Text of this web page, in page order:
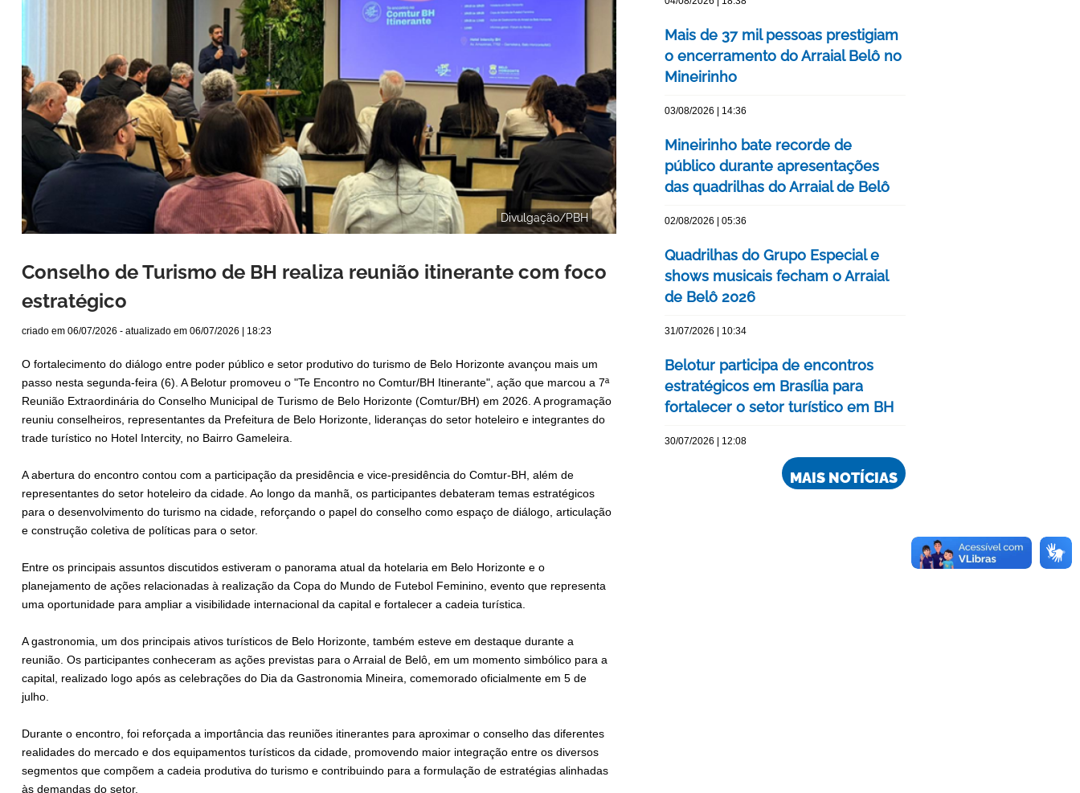
Divulgação/PBH
Conselho de Turismo de BH realiza reunião itinerante com foco
estratégico
criado em 06/07/2026 - atualizado em 06/07/2026 | 18:23
O fortalecimento do diálogo entre poder público e setor produtivo do turismo de Belo Horizonte avançou mais um
passo nesta segunda-feira (6). A Belotur promoveu o "Te Encontro no Comtur/BH Itinerante", ação que marcou a 7ª
Reunião Extraordinária do Conselho Municipal de Turismo de Belo Horizonte (Comtur/BH) em 2026. A programação
reuniu conselheiros, representantes da Prefeitura de Belo Horizonte, lideranças do setor hoteleiro e integrantes do
trade turístico no Hotel Intercity, no Bairro Gameleira.
A abertura do encontro contou com a participação da presidência e vice-presidência do Comtur-BH, além de
representantes do setor hoteleiro da cidade. Ao longo da manhã, os participantes debateram temas estratégicos
para o desenvolvimento do turismo na cidade, reforçando o papel do conselho como espaço de diálogo, articulação
e construção coletiva de políticas para o setor.
Entre os principais assuntos discutidos estiveram o panorama atual da hotelaria em Belo Horizonte e o
planejamento de ações relacionadas à realização da Copa do Mundo de Futebol Feminino, evento que representa
uma oportunidade para ampliar a visibilidade internacional da capital e fortalecer a cadeia turística.
A gastronomia, um dos principais ativos turísticos de Belo Horizonte, também esteve em destaque durante a
reunião. Os participantes conheceram as ações previstas para o Arraial de Belô, em um momento simbólico para a
capital, realizado logo após as celebrações do Dia da Gastronomia Mineira, comemorado oficialmente em 5 de
julho.
Durante o encontro, foi reforçada a importância das reuniões itinerantes para aproximar o conselho das diferentes
realidades do mercado e dos equipamentos turísticos da cidade, promovendo maior integração entre os diversos
segmentos que compõem a cadeia produtiva do turismo e contribuindo para a formulação de estratégias alinhadas
às demandas do setor.
Mais de 37 mil pessoas prestigiam
o encerramento do Arraial Belô no
Mineirinho
03/08/2026 | 14:36
Mineirinho bate recorde de
público durante apresentações
das quadrilhas do Arraial de Belô
02/08/2026 | 05:36
Quadrilhas do Grupo Especial e
shows musicais fecham o Arraial
de Belô 2026
31/07/2026 | 10:34
Belotur participa de encontros
estratégicos em Brasília para
fortalecer o setor turístico em BH
30/07/2026 | 12:08
MAIS NOTÍCIAS